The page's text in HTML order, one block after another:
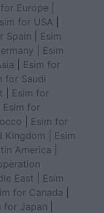
Europe
for USA
Spain
Esim
Esim
Esim for
for Saudi
Esim for
Esim for
Esim for
Kingdom
Esim
America
East
Esim
for Canada
for Japan